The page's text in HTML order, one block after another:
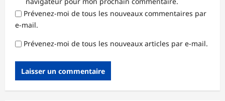
Prévenez-moi de tous les nouveaux commentaires par
e-mail.
Prévenez-moi de tous les nouveaux articles par e-mail.